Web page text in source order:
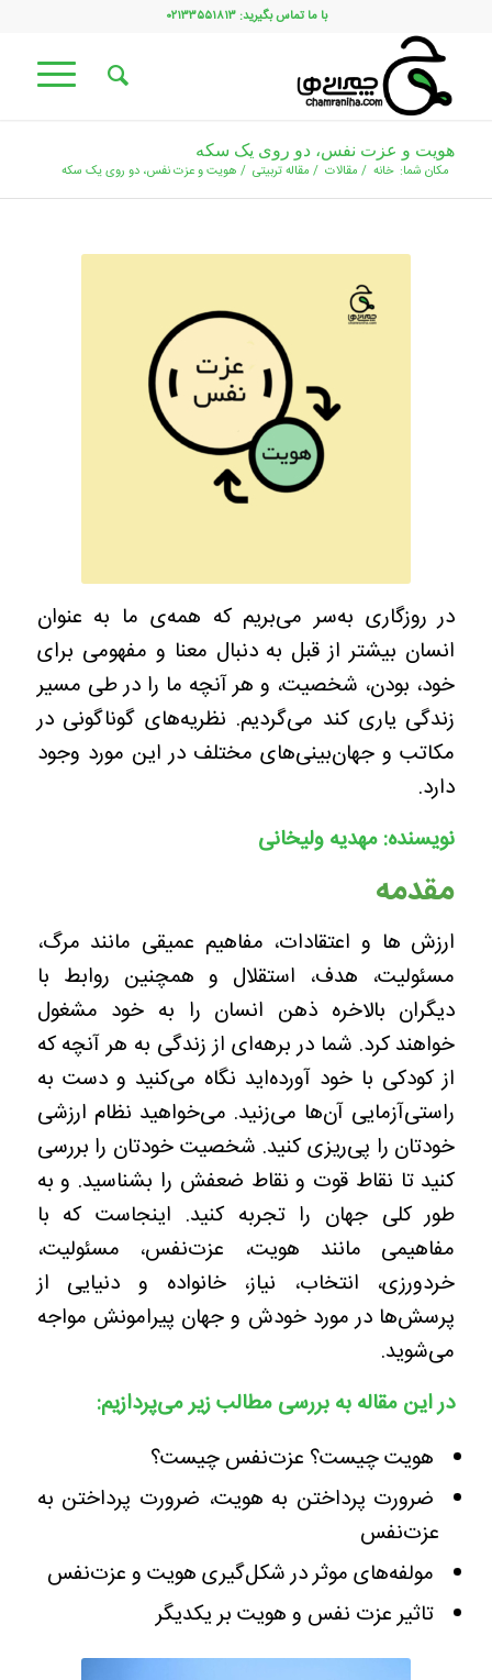
با ما تماس بگیرید: ۰۲۱۳۳۵۵۱۸۱۳
هویت و عزت نفس، دو روی یک سکه
مکان شما: خانه / مقالات / مقاله تربیتی / هویت و عزت نفس، دو روی یک سکه
در روزگاری به‌سر می‌بریم که همه‌ی ما به عنوان
انسان بیشتر از قبل به دنبال معنا و مفهومی برای
خود، بودن، شخصیت، و هر آنچه ما را در طی مسیر
زندگی یاری کند می‌گردیم. نظریه‌های گوناگونی در
مکاتب و جهان‌بینی‌های مختلف در این مورد وجود
دارد.
نویسنده: مهدیه ولیخانی
مقدمه
ارزش ها و اعتقادات، مفاهیم عمیقی مانند مرگ،
مسئولیت، هدف، استقلال و همچنین روابط با
دیگران بالاخره ذهن انسان را به خود مشغول
خواهند کرد. شما در برهه‌ای از زندگی به هر آنچه که
از کودکی با خود آورده‌اید نگاه می‌کنید و دست به
راستی‌آزمایی آن‌ها می‌زنید. می‌خواهید نظام‌ ارزشی
خودتان را پی‌ریزی کنید. شخصیت خودتان را بررسی
کنید تا نقاط قوت و نقاط ضعفش را بشناسید. و به
طور کلی جهان را تجربه کنید. اینجاست که با
مفاهیمی مانند هویت، عزت‌نفس، مسئولیت،
خردورزی، انتخاب، نیاز، خانواده و دنیایی از
پرسش‌ها در مورد خودش و جهان پیرامونش مواجه
می‌شوید.
در این مقاله به بررسی مطالب زیر می‌پردازیم:
هویت چیست؟ عزت‌نفس چیست؟
ضرورت پرداختن به هویت، ضرورت پرداختن به
عزت‌نفس
مولفه‌های موثر در شکل‌گیری هویت و عزت‌نفس
تاثیر عزت نفس و هویت بر یکدیگر